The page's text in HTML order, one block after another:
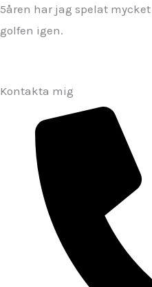
5åren har jag spelat
golfen igen.
Kontakta mig